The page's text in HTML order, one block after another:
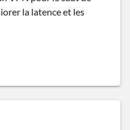
la latence et les